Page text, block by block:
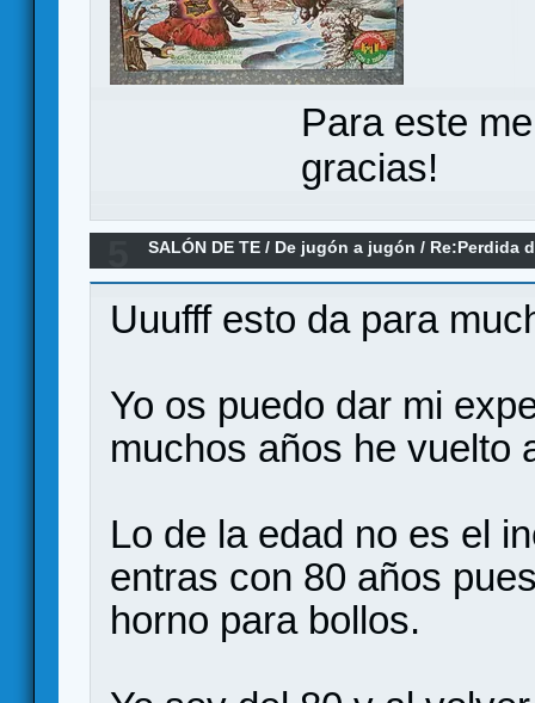
Para este
gracias!
SALÓN DE TE / De jugón a jugón / Re:Perdida
Uuufff esto da para
Yo os puedo dar mi
muchos años he
Lo de la edad no es el
entras con 80 años
horno para bollos.